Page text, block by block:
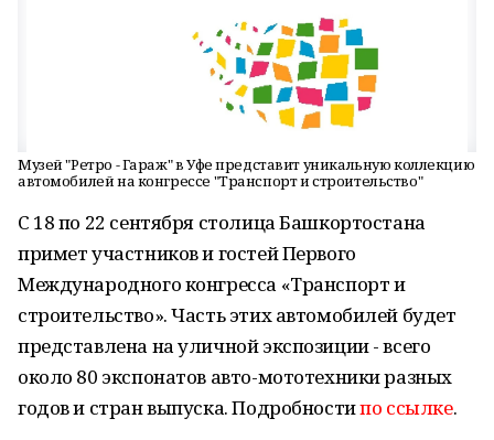
Музей "Ретро - Гараж" в Уфе представит уникальную коллекцию
автомобилей на конгрессе "Транспорт и строительство"
С 18 по 22 сентября столица Башкортостана
примет участников и гостей Первого
Международного конгресса «Транспорт и
строительство». Часть этих автомобилей будет
представлена на уличной экспозиции - всего
около 80 экспонатов авто-мототехники разных
годов и стран выпуска. Подробностипо ссылке.